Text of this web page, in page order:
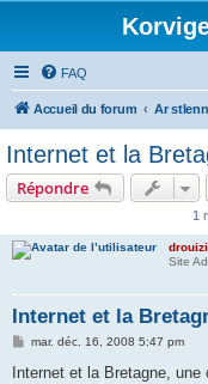
FAQ
Accueil du forum
Internet et la
Répondre
1
Site
Internet et la
M
s
mar. déc. 16, 2008 5:47 pm
Internet et la Bretagne,